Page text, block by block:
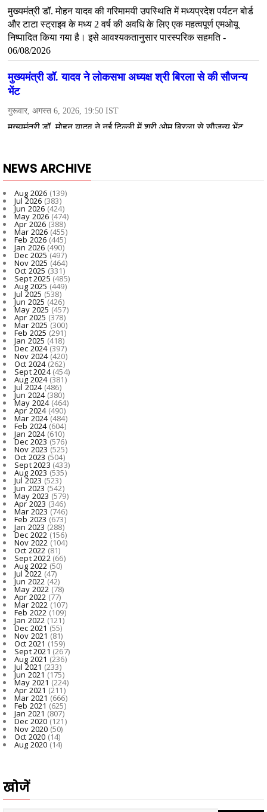
NEWS ARCHIVE
Aug 2026 (139)
Jul 2026 (383)
Jun 2026(424)
May 2026(474)
Apr 2026 (388)
Mar 2026(455)
Feb 2026 (445)
Jan 2026 (490)
Dec 2025(497)
Nov 2025 (464)
Oct 2025 (331)
Sept 2025 (485)
Aug 2025 (449)
Jul 2025 (538)
Jun 2025(426)
May 2025(457)
Apr 2025 (378)
Mar 2025 (300)
Feb 2025 (291)
Jan 2025 (418)
Dec 2024(397)
Nov 2024(420)
Oct 2024(262)
Sept 2024(454)
Aug 2024(381)
Jul 2024(486)
Jun 2024(380)
May 2024(464)
Apr 2024(490)
Mar 2024(484)
Feb 2024(604)
Jan 2024(610)
Dec 2023(576)
Nov 2023 (525)
Oct 2023 (504)
Sept 2023 (433)
Aug 2023 (535)
Jul 2023 (523)
Jun 2023(542)
May 2023(579)
Apr 2023 (346)
Mar 2023 (746)
Feb 2023 (673)
Jan 2023 (288)
Dec 2022(156)
Nov 2022 (104)
Oct 2022 (81)
Sept 2022(66)
Aug 2022 (50)
Jul 2022 (47)
Jun 2022(42)
May 2022(78)
Apr 2022 (77)
Mar 2022(107)
Feb 2022 (109)
Jan 2022 (121)
Dec 2021 (55)
Nov 2021 (81)
Oct 2021 (159)
Sept 2021 (267)
Aug 2021 (236)
Jul 2021 (233)
Jun 2021(175)
May 2021(224)
Apr 2021 (211)
Mar 2021 (666)
Feb 2021 (625)
Jan 2021 (807)
Dec 2020(121)
Nov 2020 (50)
Oct 2020 (14)
Aug 2020(14)
खोजें